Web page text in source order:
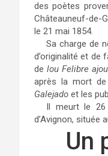
o
k
r
des poètes
Châteauneuf-de-
le 21 mai 1854.
Sa charge de
d’originalité et de
de lou Felibre
après la mort
Galejado et les
Il meurt le 26
d’Avignon, située
Un